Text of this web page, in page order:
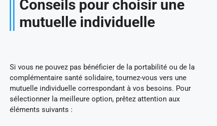
Conseils pour choisir une
mutuelle individuelle
Si vous ne pouvez pas bénéficier de la portabilité ou de la
complémentaire santé solidaire, tournez-vous vers une
mutuelle individuelle correspondant à vos besoins. Pour
sélectionner la meilleure option, prêtez attention aux
éléments suivants :